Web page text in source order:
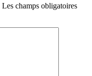
Les champs obligatoires